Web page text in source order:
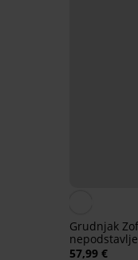
Grudnjak
57,99 €